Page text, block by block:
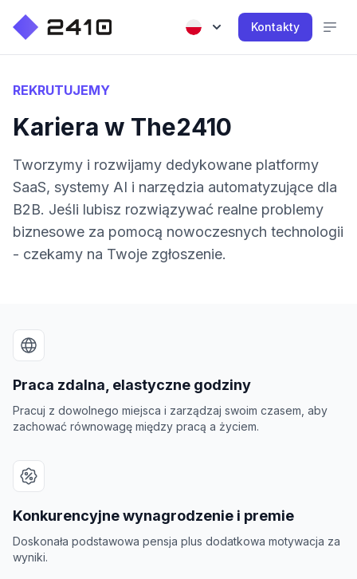
Kontakty
REKRUTUJEMY
Kariera w The2410
Tworzymy i rozwijamy dedykowane platformy
SaaS, systemy AI i narzędzia automatyzujące dla
B2B. Jeśli lubisz rozwiązywać realne problemy
biznesowe za pomocą nowoczesnych technologii
- czekamy na Twoje zgłoszenie.
Praca zdalna, elastyczne godziny
Pracuj z dowolnego miejsca i zarządzaj swoim czasem, aby
zachować równowagę między pracą a życiem.
Konkurencyjne wynagrodzenie i premie
Doskonała podstawowa pensja plus dodatkowa motywacja za
wyniki.